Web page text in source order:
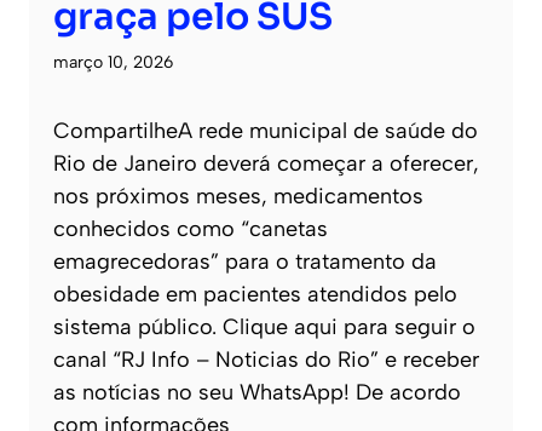
graça pelo SUS
março 10, 2026
CompartilheA rede municipal de saúde do
Rio de Janeiro deverá começar a oferecer,
nos próximos meses, medicamentos
conhecidos como “canetas
emagrecedoras” para o tratamento da
obesidade em pacientes atendidos pelo
sistema público. Clique aqui para seguir o
canal “RJ Info – Noticias do Rio” e receber
as notícias no seu WhatsApp! De acordo
com informações